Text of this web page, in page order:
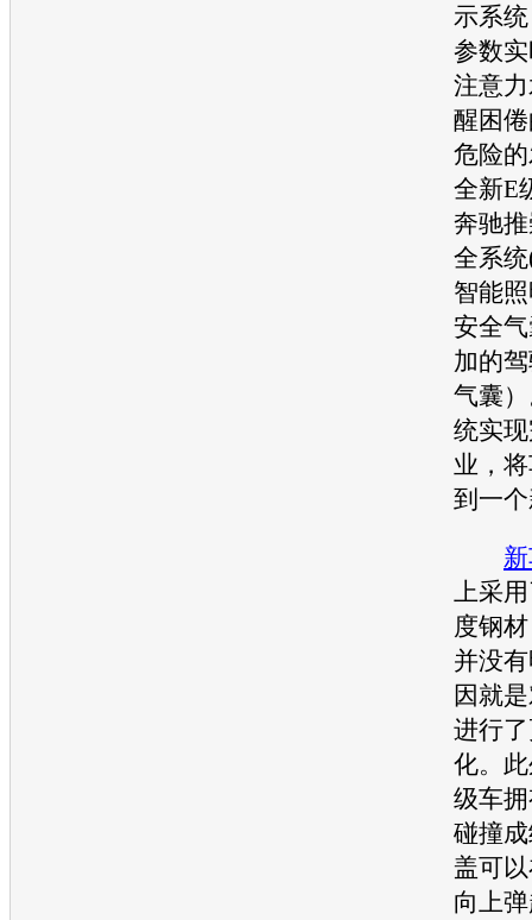
示系
参数
注意
醒困
危险
全新E
奔驰
全系
智能
安全
加的
气囊
统实
业，
到一
上采
度钢
并没
因就
进行
化。
级车
碰撞
盖可
向上